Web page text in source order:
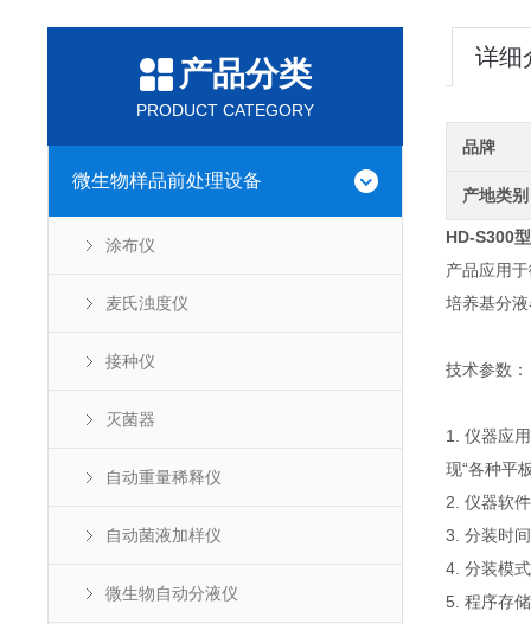
产品分类
PRODUCT CATEGORY
微生物样品前处理设备
涂布仪
麦氏浊度仪
接种仪
灭菌器
自动重量稀释仪
自动菌液加样仪
微生物自动分液仪
详细
品牌
产地类别
HD-S300
产品应用
培养基分
技术参数：
1. 仪器应
现“各种平
2. 仪器软
3. 分装时
4. 分装模
5. 程序存